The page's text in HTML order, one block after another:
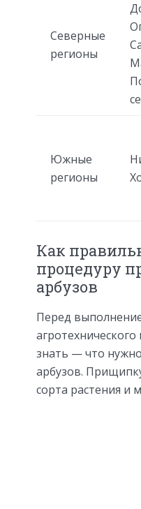
Северные
регионы
Южные
регионы
Как
процедуру
арбузов
Перед
знать — что
арбузов.
сорта растения и